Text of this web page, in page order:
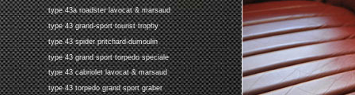
type 43a roadster lavocat & marsaud
type 43 grand-sport tourist trophy
type 43 spider pritchard-dumoulin
type 43 grand sport torpedo speciale
type 43 cabriolet lavocat & marsaud
type 43 torpedo grand sport graber